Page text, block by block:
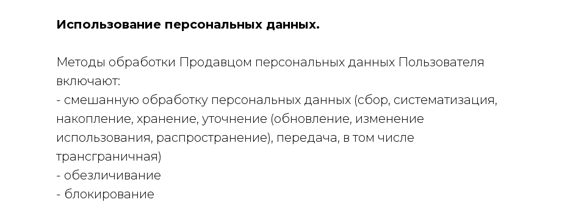
Использование персональных данных.
Методы обработки Продавцом персональных данных Пользователя
включают:
- смешанную обработку персональных данных (сбор, систематизация,
накопление, хранение, уточнение (обновление, изменение
использования, распространение), передача, в том числе
трансграничная)
- обезличивание
- блокирование